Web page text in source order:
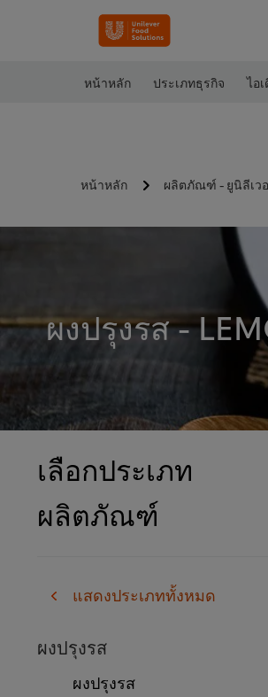
หน้าหลัก ประเภทธุรกิจ ไอ
หน้าหลัก ผลิตภัณฑ์ - ยูนิลีเว
ผงปรุงรส -
เลือกประเภท
ผลิตภัณฑ์
แสดงประเภททั้งหมด
ผงปรุงรส
ผงปรุงรส